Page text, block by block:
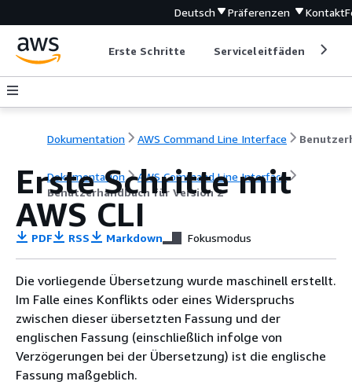
Deutsch Präferenzen Kontakt
Erste Schritte Serviceleitfäden
Dokumentation AWS Command Line Interface
Dokumentation
AWS Command Line Interface
Benutzerhandbuch für Version 2
Erste Schritte mit
AWS CLI
PDF RSS Markdown Fokusmodus
Die vorliegende Übersetzung wurde maschinell erstellt.
Im Falle eines Konflikts oder eines Widerspruchs
zwischen dieser übersetzten Fassung und der
englischen Fassung (einschließlich infolge von
Verzögerungen bei der Übersetzung) ist die englische
Fassung maßgeblich.